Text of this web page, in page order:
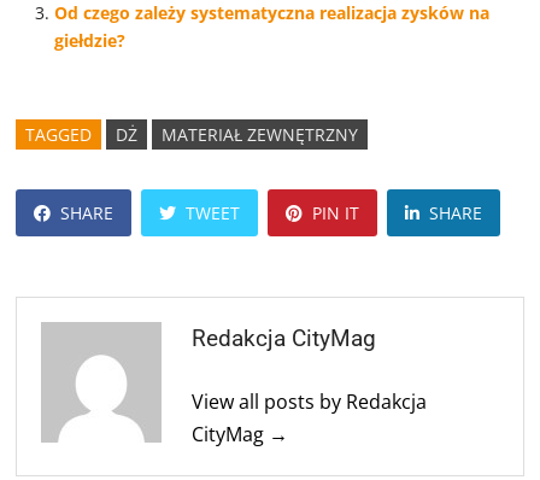
Od czego zależy systematyczna realizacja zysków na
giełdzie?
TAGGED DŻ MATERIAŁ ZEWNĘTRZNY
SHARE TWEET PIN IT SHARE
Redakcja CityMag
View all posts by Redakcja
CityMag →